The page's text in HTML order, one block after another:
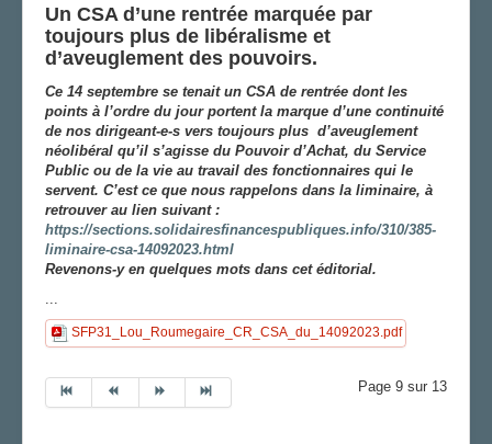
Un CSA d’une rentrée marquée par
toujours plus de libéralisme et
d’aveuglement des pouvoirs.
Ce 14 septembre se tenait un CSA de rentrée dont les
points à l’ordre du jour portent la marque d’une continuité
de nos dirigeant-e-s vers toujours plus d’aveuglement
néolibéral qu’il s’agisse du Pouvoir d’Achat, du Service
Public ou de la vie au travail des fonctionnaires qui le
servent. C’est ce que nous rappelons dans la liminaire, à
retrouver au lien suivant :
https://sections.solidairesfinancespubliques.info/310/385-
liminaire-csa-14092023.html
Revenons-y en quelques mots dans cet éditorial.
...
SFP31_Lou_Roumegaire_CR_CSA_du_14092023.pdf
Page 9 sur 13